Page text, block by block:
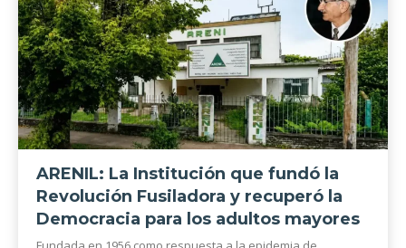
ARENIL: La Institución que fundó la
Revolución Fusiladora y recuperó la
Democracia para los adultos mayores